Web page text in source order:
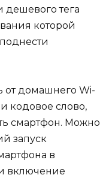
дешевого тега
которой
от домашнего Wi-
кодовое слово,
смартфон. Можно
запуск
в
включение